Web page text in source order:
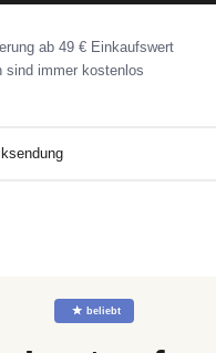
ab 49 € Einkaufswert
sind immer kostenlos
☆ beliebt